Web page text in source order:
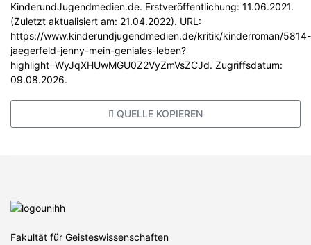
KinderundJugendmedien.de. Erstveröffentlichung: 11.06.2021.
(Zuletzt aktualisiert am: 21.04.2022). URL:
https://www.kinderundjugendmedien.de/kritik/kinderroman/5814-
jaegerfeld-jenny-mein-geniales-leben?
highlight=WyJqXHUwMGU0Z2VyZmVsZCJd. Zugriffsdatum:
09.08.2026.
QUELLE KOPIEREN
Fakultät für Geisteswissenschaften